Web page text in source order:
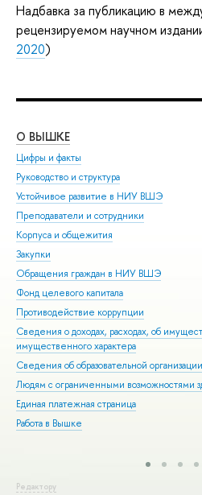
Надбавка за публикацию в
рецензируемом научном
2020)
О ВЫШКЕ
Цифры и факты
Руководство и структура
Устойчивое развитие в НИУ ВШЭ
Преподаватели и сотрудники
Корпуса и общежития
Закупки
Обращения граждан в НИУ ВШЭ
Фонд целевого капитала
Противодействие коррупции
Сведения о доходах, расходах, об
имущественного характера
Сведения об образовательной организации
Людям с ограниченными возможностями
Единая платежная страница
Работа в Вышке
Редактору